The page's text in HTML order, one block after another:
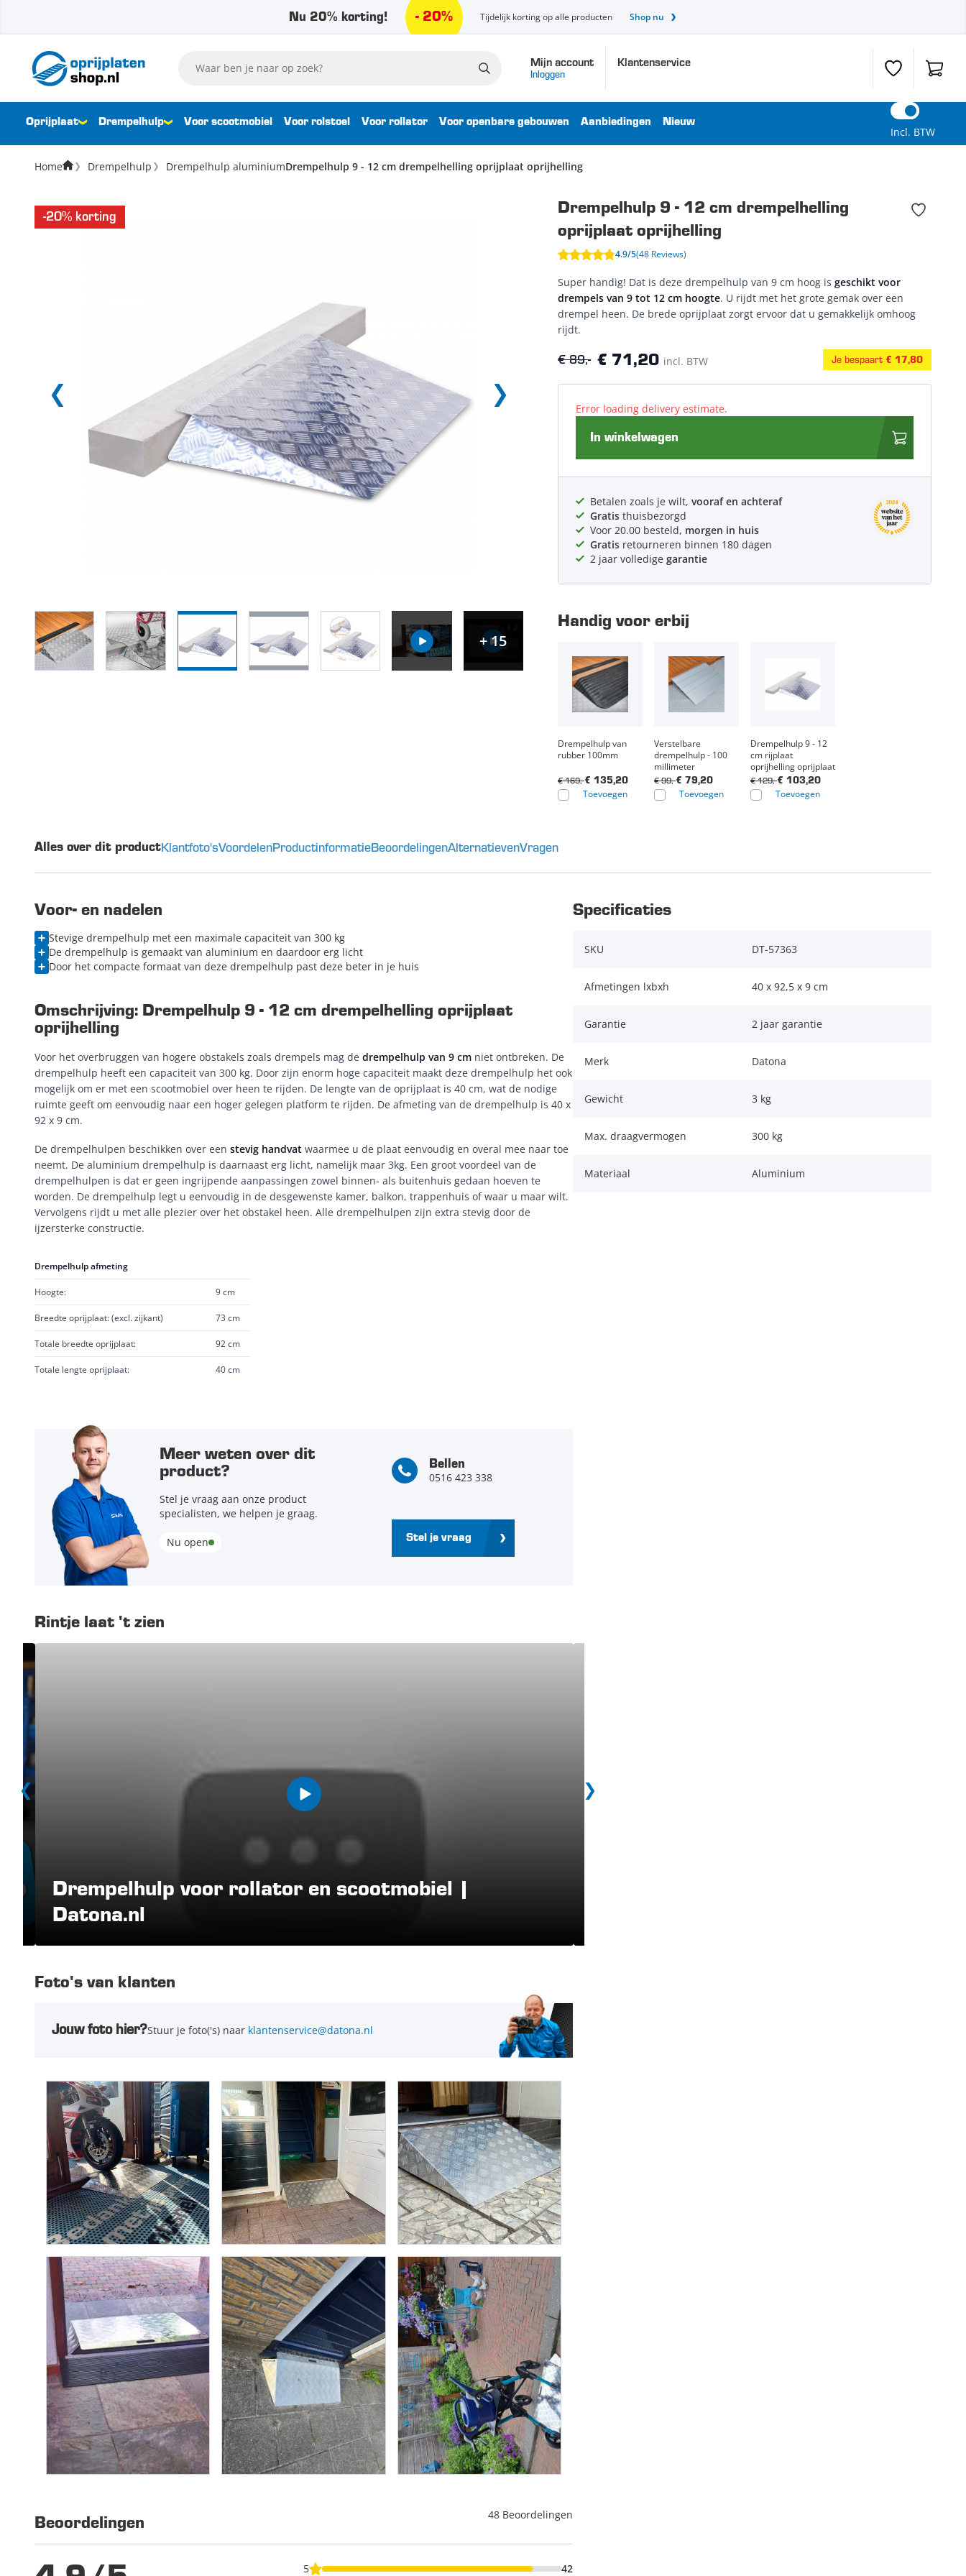
Nu 20% korting! - 20% Tijdelijk korting op alle producten Shop nu
Mijn account
Inloggen
Klantenservice
Verlanglijst
Waar ben je naar op zoek?
Oprijplaat Drempelhulp Voor scootmobiel Voor rolstoel Voor rollator Voor openbare gebouwen Aanbiedingen Nieuw
Incl. BTW
Home Drempelhulp Drempelhulp aluminiumDrempelhulp 9 - 12 cm drempelhelling oprijplaat oprijhelling
-20% korting
+ 15
Drempelhulp 9 - 12 cm drempelhelling
oprijplaat oprijhelling
4.9/5(48 Reviews)
Super handig! Dat is deze drempelhulp van 9 cm hoog is geschikt voor
drempels van 9 tot 12 cm hoogte. U rijdt met het grote gemak over een
drempel heen. De brede oprijplaat zorgt ervoor dat u gemakkelijk omhoog
rijdt.
€ 89,- € 71,20 incl. BTW Je bespaart € 17,80
Error loading delivery estimate.
In winkelwagen
Betalen zoals je wilt, vooraf en achteraf
Gratis thuisbezorgd
Voor 20.00 besteld, morgen in huis
Gratis retourneren binnen 180 dagen
2 jaar volledige garantie
Handig voor erbij
Drempelhulp van
rubber 100mm
€ 135,20
€ 169,-
Toevoegen
Verstelbare
drempelhulp - 100
millimeter
€ 79,20
€ 99,-
Toevoegen
Drempelhulp 9 - 12
cm rijplaat
oprijhelling oprijplaat
€ 103,20
€ 129,-
Toevoegen
Alles over dit productKlantfoto'sVoordelenProductinformatieBeoordelingenAlternatievenVragen
Specificaties
SKU DT-57363
Afmetingen lxbxh 40 x 92,5 x 9 cm
Garantie 2 jaar garantie
Merk Datona
Gewicht 3 kg
Max. draagvermogen 300 kg
Materiaal Aluminium
Voor- en nadelen
Stevige drempelhulp met een maximale capaciteit van 300 kg
De drempelhulp is gemaakt van aluminium en daardoor erg licht
Door het compacte formaat van deze drempelhulp past deze beter in je huis
Omschrijving: Drempelhulp 9 - 12 cm drempelhelling oprijplaat
oprijhelling
Voor het overbruggen van hogere obstakels zoals drempels mag de drempelhulp van 9 cm niet ontbreken. De
drempelhulp heeft een capaciteit van 300 kg. Door zijn enorm hoge capaciteit maakt deze drempelhulp het ook
mogelijk om er met een scootmobiel over heen te rijden. De lengte van de oprijplaat is 40 cm, wat de nodige
ruimte geeft om eenvoudig naar een hoger gelegen platform te rijden. De afmeting van de drempelhulp is 40 x
92 x 9 cm.
De drempelhulpen beschikken over een stevig handvat waarmee u de plaat eenvoudig en overal mee naar toe
neemt. De aluminium drempelhulp is daarnaast erg licht, namelijk maar 3kg. Een groot voordeel van de
drempelhulpen is dat er geen ingrijpende aanpassingen zowel binnen- als buitenhuis gedaan hoeven te
worden. De drempelhulp legt u eenvoudig in de desgewenste kamer, balkon, trappenhuis of waar u maar wilt.
Vervolgens rijdt u met alle plezier over het obstakel heen. Alle drempelhulpen zijn extra stevig door de
ijzersterke constructie.
Drempelhulp afmeting
Hoogte: 9 cm
Breedte oprijplaat: (excl. zijkant) 73 cm
Totale breedte oprijplaat: 92 cm
Totale lengte oprijplaat: 40 cm
Meer weten over dit
product?
Stel je vraag aan onze product
specialisten, we helpen je graag.
Nu open
Bellen
0516 423 338
Stel je vraag
Rintje laat 't zien
Drempelhulp voor rollator en scootmobiel |
Datona.nl
Foto's van klanten
Jouw foto hier?Stuur je foto('s) naar klantenservice@datona.nl
Beoordelingen
48 Beoordelingen
5 42